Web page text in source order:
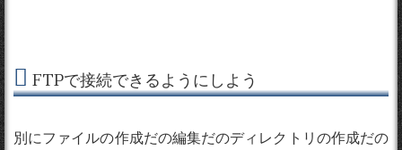
FTPで接続できるようにしよう
別にファイルの作成だの編集だのディレクトリの作成だの